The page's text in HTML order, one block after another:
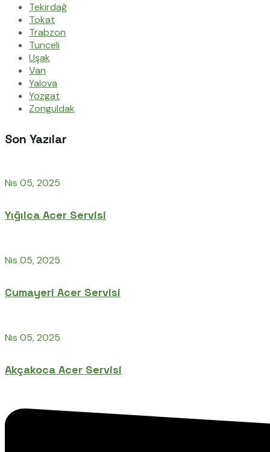
Tekirdağ
Tokat
Trabzon
Tunceli
Uşak
Van
Yalova
Yozgat
Zonguldak
Son Yazılar
Nis 05, 2025
Yığılca Acer Servisi
Nis 05, 2025
Cumayeri Acer Servisi
Nis 05, 2025
Akçakoca Acer Servisi